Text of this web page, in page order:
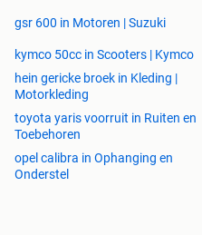
gsr 600 in Motoren | Suzuki
kymco 50cc in Scooters | Kymco
hein gericke broek in Kleding |
Motorkleding
toyota yaris voorruit in Ruiten en
Toebehoren
opel calibra in Ophanging en
Onderstel